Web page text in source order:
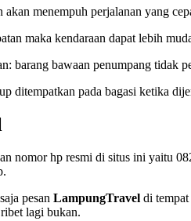
akan menempuh perjalanan yang
maka kendaraan dapat lebih
barang bawaan penumpang tidak
ditempatkan pada bagasi ketika
nomor hp resmi di situs ini yaitu
pesan LampungTravel di
lagi bukan.